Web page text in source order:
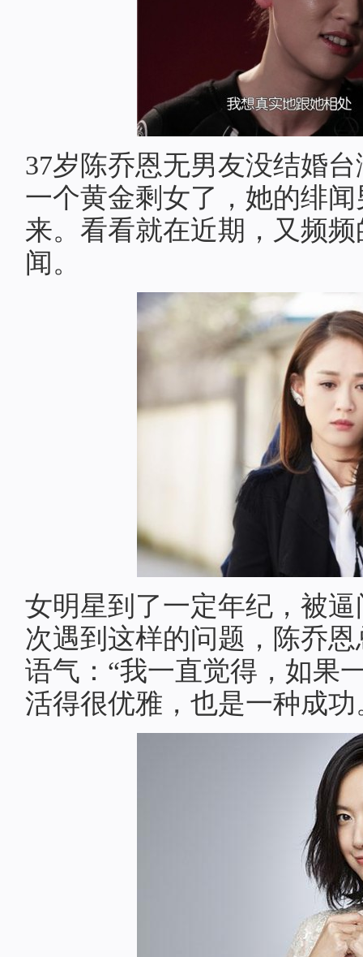
37岁陈乔恩无男友没结婚
一个黄金剩女了，她的绯
来。看看就在近期，又频
闻。
女明星到了一定年纪，被
次遇到这样的问题，陈乔
语气：“我一直觉得，如果
活得很优雅，也是一种成功